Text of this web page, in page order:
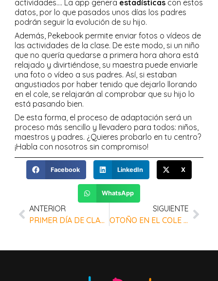
actividades…. La app genera estadísticas con estos
datos, por lo que pasados unos días los padres
podrán seguir la evolución de su hijo.
Además, Pekebook permite enviar fotos o vídeos de
las actividades de la clase. De este modo, si un niño
que no quería quedarse a primera hora ahora está
relajado y divirtiéndose, su maestra puede enviarle
una foto o vídeo a sus padres. Así, si estaban
angustiados por haber tenido que dejarlo llorando
en el cole, se relajarán al comprobar que su hijo lo
está pasando bien.
De esta forma, el proceso de adaptación será un
proceso más sencillo y llevadero para todos: niños,
maestros y padres. ¿Quieres probarlo en tu centro?
¡Habla con nosotros sin compromiso!
Facebook LinkedIn X
WhatsApp
ANTERIOR
PRIMER DÍA DE CLASE CON PEKEBOOK
SIGUIENTE
OTOÑO EN EL COLE CON PEKEBOOK